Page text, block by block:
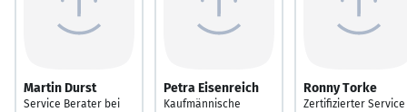
Martin Durst
Service Berater bei
Petra Eisenreich
Kaufmännische
Ronny Torke
Zertifizierter Service